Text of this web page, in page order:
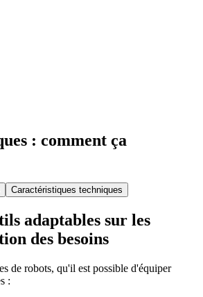
: comment ça
Caractéristiques techniques
adaptables sur les
des besoins
de robots, qu'il est possible d'équiper
: